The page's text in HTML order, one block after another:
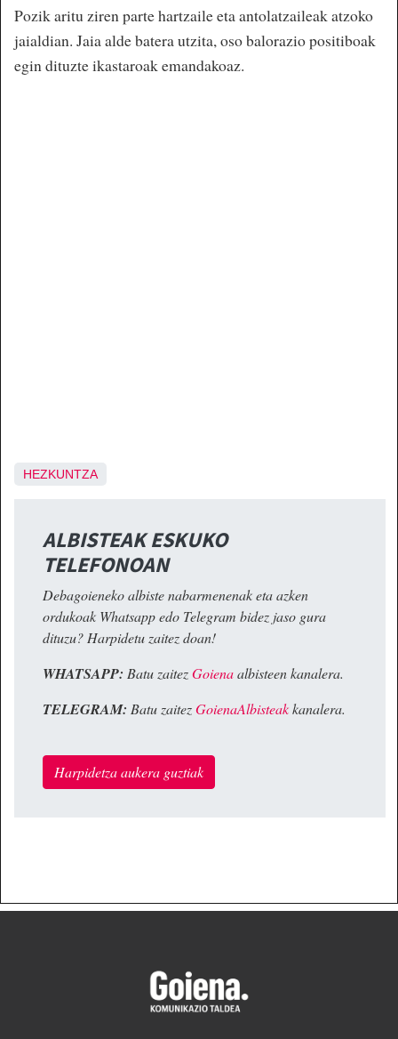
Pozik aritu ziren parte hartzaile eta antolatzaileak atzoko
jaialdian. Jaia alde batera utzita, oso balorazio positiboak
egin dituzte ikastaroak emandakoaz.
HEZKUNTZA
ALBISTEAK ESKUKO
TELEFONOAN
Debagoieneko albiste nabarmenenak eta azken
ordukoak Whatsapp edo Telegram bidez jaso gura
dituzu? Harpidetu zaitez doan!
WHATSAPP: Batu zaitezGoienaalbisteen kanalera.
TELEGRAM: Batu zaitezGoienaAlbisteakkanalera.
Harpidetza aukera guztiak